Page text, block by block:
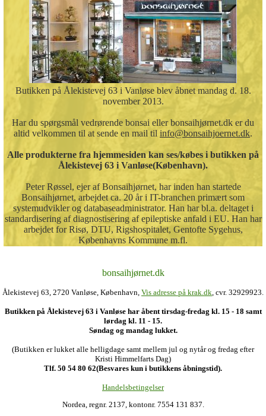
Butikken på Ålekistevej 63 i Vanløse blev åbnet mandag d. 18.
november 2013.
Har du spørgsmål vedrørende bonsai eller bonsaihjørnet.dk er du
altid velkommen til at sende en mail til info@bonsaihjoernet.dk.
Alle produkterne fra hjemmesiden kan ses/købes i butikken på
Ålekistevej 63 i Vanløse(København).
Peter Røssel, ejer af Bonsaihjørnet, har inden han startede
Bonsaihjørnet, arbejdet ca. 20 år i IT-branchen primært som
systemudvikler og databaseadministrator. Han har bl.a. deltaget i
standardisering af diagnostisering af epileptiske anfald i EU. Han har
arbejdet for Risø, DTU, Rigshospitalet, Gentofte Sygehus,
Københavns Kommune m.fl.
bonsaihjørnet.dk
Ålekistevej 63, 2720 Vanløse, København, Vis adresse på krak.dk, cvr. 32929923.
Butikken på Ålekistevej 63 i Vanløse har åbent tirsdag-fredag kl. 15 - 18 samt
lørdag kl. 11 - 15.
Søndag og mandag lukket.
(Butikken er lukket alle helligdage samt mellem jul og nytår og fredag efter
Kristi Himmelfarts Dag)
Tlf. 50 54 80 62(Besvares kun i butikkens åbningstid).
Handelsbetingelser
Nordea, regnr. 2137, kontonr. 7554 131 837.